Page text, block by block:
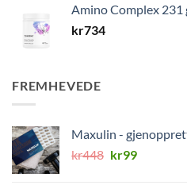
Amino Complex 231
kr734
FREMHEVEDE
Maxulin -
kr448 Opprinnelig
kr99